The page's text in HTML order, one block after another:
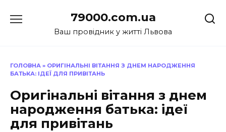
до
79000.com.ua
Ваш провідник у житті Львова
ГОЛОВНА » ОРИГІНАЛЬНІ ВІТАННЯ З ДНЕМ НАРОДЖЕННЯ
БАТЬКА: ІДЕЇ ДЛЯ ПРИВІТАНЬ
Оригінальні вітання з днем
народження батька: ідеї
для привітань